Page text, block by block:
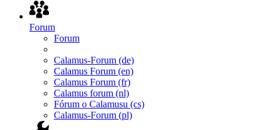
Forum
Forum
Calamus-Forum (de)
Calamus Forum (en)
Calamus Forum (fr)
Calamus forum (nl)
Fórum o Calamusu (cs)
Calamus-Forum (pl)